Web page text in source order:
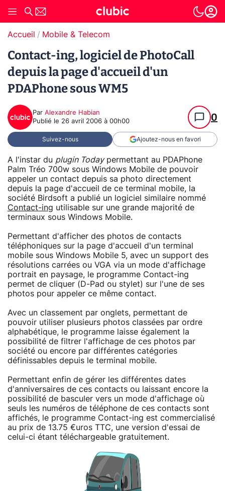
Accueil Mobile & Telecom
Contact-ing, logiciel de PhotoCall
depuis la page d'accueil d'un
PDAPhone sous WM5
Par Alexandre Habian
Publié le 26 avril 2006 à 00h00 0
Suivez-nous Ajoutez-nous en favori
A l'instar du plugin Todaypermettant au PDAPhone
Palm Tréo 700w sous Windows Mobile de pouvoir
appeler un contact depuis sa photo directement
depuis la page d'accueil de ce terminal mobile, la
société Birdsoft a publié un logiciel similaire nommé
Contact-ing utilisable sur une grande majorité de
terminaux sous Windows Mobile.
Permettant d'afficher des photos de contacts
téléphoniques sur la page d'accueil d'un terminal
mobile sous Windows Mobile 5, avec un support des
résolutions carrées ou VGA via un mode d'affichage
portrait en paysage, le programme Contact-ing
permet de cliquer (D-Pad ou stylet) sur l'une de ses
photos pour appeler ce même contact.
Avec un classement par onglets, permettant de
pouvoir utiliser plusieurs photos classées par ordre
alphabétique, le programme laisse également la
possibilité de filtrer l'affichage de ces photos par
société ou encore par différentes catégories
définissables depuis le terminal mobile.
Permettant enfin de gérer les différentes dates
d'anniversaires de ces contacts ou laissant encore la
possibilité de basculer vers un mode d'affichage où
seuls les numéros de téléphone de ces contacts sont
affichés, le programme Contact-ing est commercialisé
au prix de 13.75 €uros TTC, une version d'essai de
celui-ci étant téléchargeable gratuitement.